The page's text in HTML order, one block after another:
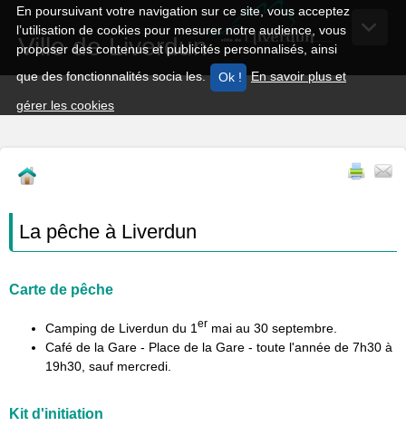
En poursuivant votre navigation sur ce site, vous acceptez
l’utilisation de cookies pour mesurer notre audience, vous
proposer des contenus et publicités personnalisés, ainsi
que des fonctionnalités socia les.
En savoir plus et
gérer les cookies
Ville de Liverdun
La pêche à Liverdun
Carte de pêche
Camping de Liverdun du 1 er mai au 30 septembre.
Café de la Gare - Place de la Gare - toute l'année de 7h30 à
19h30, sauf mercredi.
Kit d'initiation